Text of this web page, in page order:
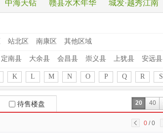
中海天钻 赣县水木年华 城发·越秀江南
站北区 南康区 其他区域
定南县 大余县 会昌县 崇义县 上犹县 安远县
K L M N O P Q R S
待售楼盘 20 40
0 / 0